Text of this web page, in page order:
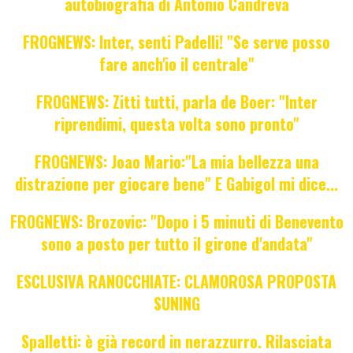
FROGNEWS: Inter, senti Padelli! "Se serve posso
fare anch'io il centrale"
FROGNEWS: Zitti tutti, parla de Boer: "Inter
riprendimi, questa volta sono pronto"
FROGNEWS: Joao Mario:"La mia bellezza una
distrazione per giocare bene" E Gabigol mi dice...
FROGNEWS: Brozovic: "Dopo i 5 minuti di Benevento
sono a posto per tutto il girone d'andata"
ESCLUSIVA RANOCCHIATE: CLAMOROSA PROPOSTA
SUNING
Spalletti: è già record in nerazzurro. Rilasciata